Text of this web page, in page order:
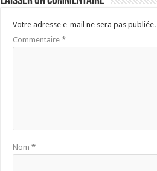
Votre adresse e-mail ne sera pas publiée.
Commentaire *
Nom *